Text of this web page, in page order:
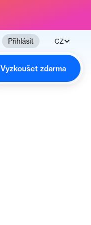
Přihlásit CZ
Vyzkoušet zdarma